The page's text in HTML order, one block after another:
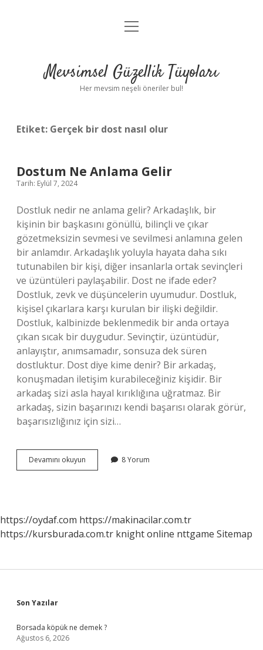
Anasayfa
Yasal Uyarı
menüyü
Mevsimsel Güzellik Tüyoları
Her mevsim neşeli öneriler bul!
Etiket: Gerçek bir dost nasıl olur
Dostum Ne Anlama Gelir
Tarih: Eylül 7, 2024
Dostluk nedir ne anlama gelir? Arkadaşlık, bir
kişinin bir başkasını gönüllü, bilinçli ve çıkar
gözetmeksizin sevmesi ve sevilmesi anlamına gelen
bir anlamdır. Arkadaşlık yoluyla hayata daha sıkı
tutunabilen bir kişi, diğer insanlarla ortak sevinçleri
ve üzüntüleri paylaşabilir. Dost ne ifade eder?
Dostluk, zevk ve düşüncelerin uyumudur. Dostluk,
kişisel çıkarlara karşı kurulan bir ilişki değildir.
Dostluk, kalbinizde beklenmedik bir anda ortaya
çıkan sıcak bir duygudur. Sevinçtir, üzüntüdür,
anlayıştır, anımsamadır, sonsuza dek süren
dostluktur. Dost diye kime denir? Bir arkadaş,
konuşmadan iletişim kurabileceğiniz kişidir. Bir
arkadaş sizi asla hayal kırıklığına uğratmaz. Bir
arkadaş, sizin başarınızı kendi başarısı olarak görür,
başarısızlığınız için sizi…
Devamını okuyun Dostum
Ne
8 Yorum
https://oydaf.com https://makinacilar.com.tr
https://kursburada.com.tr knight online nttgame Sitemap
Sidebar
Son Yazılar
Borsada köpük ne demek ?
Ağustos 6, 2026